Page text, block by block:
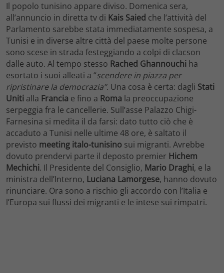
Il popolo tunisino appare diviso. Domenica sera,
all’annuncio in diretta tv di Kais Saied che l’attività del
Parlamento sarebbe stata immediatamente sospesa, a
Tunisi e in diverse altre città del paese molte persone
sono scese in strada festeggiando a colpi di clacson
dalle auto. Al tempo stesso Rached Ghannouchi ha
esortato i suoi alleati a “scendere in piazza per
ripristinare la democrazia”. Una cosa è certa: dagli Stati
Uniti alla Francia e fino a Roma la preoccupazione
serpeggia fra le cancellerie. Sull’asse Palazzo Chigi-
Farnesina si medita il da farsi: dato tutto ciò che è
accaduto a Tunisi nelle ultime 48 ore, è saltato il
previsto meeting italo-tunisino sui migranti. Avrebbe
dovuto prendervi parte il deposto premier Hichem
Mechichi. Il Presidente del Consiglio, Mario Draghi, e la
ministra dell’Interno, Luciana Lamorgese, hanno dovuto
rinunciare. Ora sono a rischio gli accordo con l’Italia e
l’Europa sui flussi dei migranti e le intese sui rimpatri.